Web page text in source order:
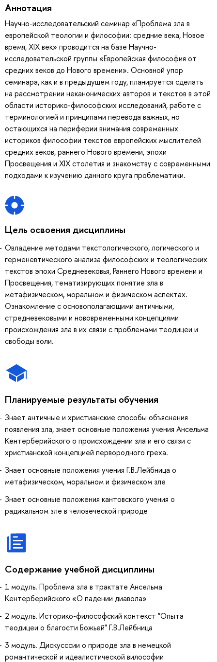
Аннотация
Научно-исследовательский семинар «Проблема зла в
европейской теологии и философии: средние века, Новое
время, XIX век» проводится на базе Научно-
исследовательской группы «Европейская философия от
средних веков до Нового времени». Основной упор
семинара, как и в предыдущем году, планируется сделать
на рассмотрении неканонических авторов и текстов в этой
области историко-философских исследований, работе с
терминологией и принципами перевода важных, но
остающихся на периферии внимания современных
историков философии текстов европейских мыслителей
средних веков, раннего Нового времени, эпохи
Просвещения и XIX столетия и знакомству с современными
подходами к изучению данного круга проблематики.
Цель освоения дисциплины
Овладение методами текстологического, логического и
герменевтического анализа философских и теологических
текстов эпохи Средневековья, Раннего Нового времени и
Просвещения, тематизирующих понятие зла в
метафизическом, моральном и физическом аспектах.
Ознакомление с основополагающими античными,
стредневековыми и нововременными концепциями
происхождения зла в их связи с проблемами теодицеи и
свободы воли.
Планируемые результаты обучения
Знает античные и христианские способы объяснения
появления зла, знает основные положения учения Ансельма
Кентерберийского о происхождении зла и его связи с
христианской концепцией первородного греха.
Знает основные положения учения Г.В.Лейбница о
метафизическом, моральном и физическом зле
Знает основные положения кантовского учения о
радикальном зле в человеческой природе
Содержание учебной дисциплины
1 модуль. Проблема зла в трактате Ансельма
Кентерберийского «О падении диавола»
2 модуль. Историко-философский контекст "Опыта
теодицеи о благости Божьей" Г.В.Лейбница
3 модуль. Дискусссии о природе зла в немецкой
романтической и идеалистической вилософии